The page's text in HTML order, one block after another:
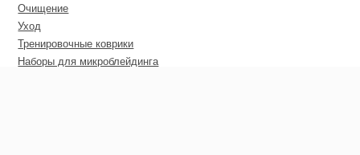
Очищение
Уход
Тренировочные коврики
Наборы для микроблейдинга